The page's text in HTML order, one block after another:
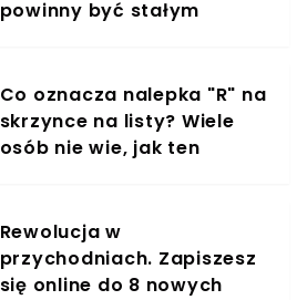
powinny być stałym
Co oznacza nalepka "R" na
skrzynce na listy? Wiele
osób nie wie, jak ten
Rewolucja w
przychodniach. Zapiszesz
się online do 8 nowych